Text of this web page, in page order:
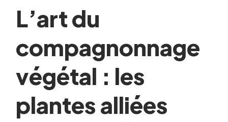
L’art du
compagnonnage
végétal : les
plantes alliées